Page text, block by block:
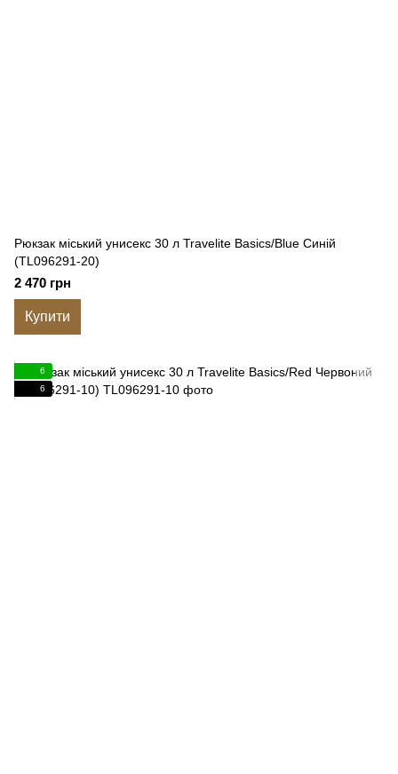
Рюкзак міський унисекс 30 л Travelite Basics/Blue Синій
(TL096291-20)
2 470 грн
Купити
6
6